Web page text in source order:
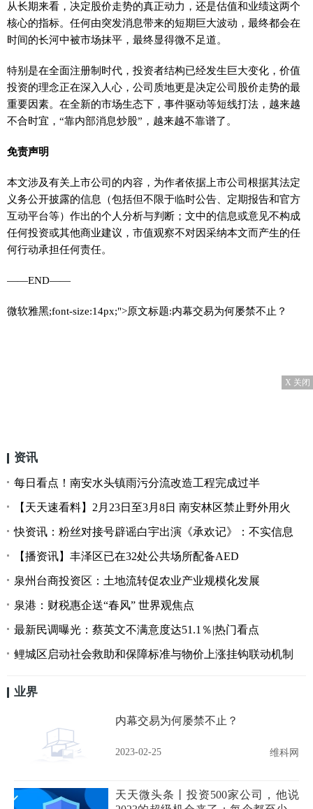
从长期来看，决定股价走势的真正动力，还是估值和业绩这两个
核心的指标。任何由突发消息带来的短期巨大波动，最终都会在
时间的长河中被市场抹平，最终显得微不足道。
特别是在全面注册制时代，投资者结构已经发生巨大变化，价值
投资的理念正在深入人心，公司质地更是决定公司股价走势的最
重要因素。在全新的市场生态下，事件驱动等短线打法，越来越
不合时宜，“靠内部消息炒股”，越来越不靠谱了。
免责声明
本文涉及有关上市公司的内容，为作者依据上市公司根据其法定
义务公开披露的信息（包括但不限于临时公告、定期报告和官方
互动平台等）作出的个人分析与判断；文中的信息或意见不构成
任何投资或其他商业建议，市值观察不对因采纳本文而产生的任
何行动承担任何责任。
——END——
微软雅黑;font-size:14px;">原文标题:内幕交易为何屡禁不止？
X 关闭
资讯
每日看点！南安水头镇雨污分流改造工程完成过半
【天天速看料】2月23日至3月8日 南安林区禁止野外用火
快资讯：粉丝对接号辟谣白宇出演《承欢记》：不实信息
【播资讯】丰泽区已在32处公共场所配备AED
泉州台商投资区：土地流转促农业产业规模化发展
泉港：财税惠企送“春风” 世界观焦点
最新民调曝光：蔡英文不满意度达51.1％|热门看点
鲤城区启动社会救助和保障标准与物价上涨挂钩联动机制
业界
内幕交易为何屡禁不止？
2023-02-25 维科网
天天微头条丨投资500家公司，他说